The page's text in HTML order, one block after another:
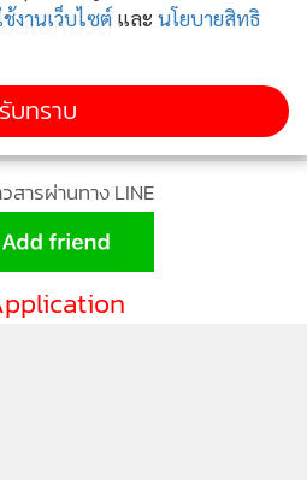
นในหมวด
สารผ่านทาง LINE
งานเว็บไซต์ และ นโยบายสิทธิ
รับทราบ